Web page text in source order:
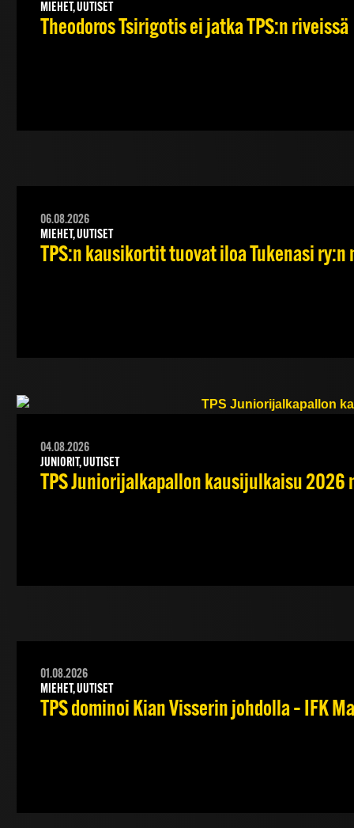
MIEHET, UUTISET
Theodoros Tsirigotis ei jatka TPS:n riveissä
06.08.2026
MIEHET, UUTISET
TPS:n kausikortit tuovat iloa Tukenasi
04.08.2026
JUNIORIT, UUTISET
TPS Juniorijalkapallon kausijulkaisu 2026
01.08.2026
MIEHET, UUTISET
TPS dominoi Kian Visserin johdolla – IFK